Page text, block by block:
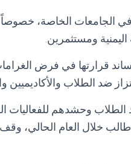
الجامعات الخاصة، خصوصاً
ومستثمرين.
قرارتها في فرض
ضد الطلاب والأكاديميين
وحشدهم للفعاليات
إحدى الجامعات الخاصة في صنعاء جند أكثر من 100 طالب